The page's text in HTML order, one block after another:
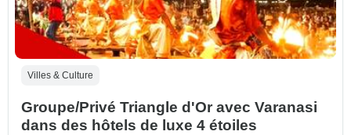
Villes & Culture
Groupe/Privé Triangle d'Or avec Varanasi
dans des hôtels de luxe 4 étoiles